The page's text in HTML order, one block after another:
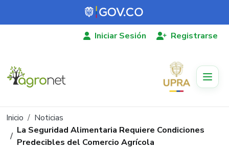
Pasar al contenido principal
Iniciar Sesión Registrarse
Ruta de navegación
Inicio
Noticias
La Seguridad Alimentaria Requiere Condiciones
Predecibles del Comercio Agrícola